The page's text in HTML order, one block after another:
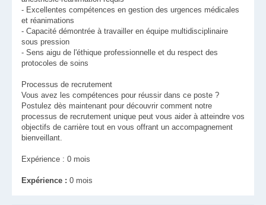
- Excellentes compétences en gestion des urgences médicales
et réanimations
- Capacité démontrée à travailler en équipe multidisciplinaire
sous pression
- Sens aigu de l'éthique professionnelle et du respect des
protocoles de soins
Processus de recrutement
Vous avez les compétences pour réussir dans ce poste ?
Postulez dès maintenant pour découvrir comment notre
processus de recrutement unique peut vous aider à atteindre vos
objectifs de carrière tout en vous offrant un accompagnement
bienveillant.
Expérience : 0 mois
Expérience : 0 mois